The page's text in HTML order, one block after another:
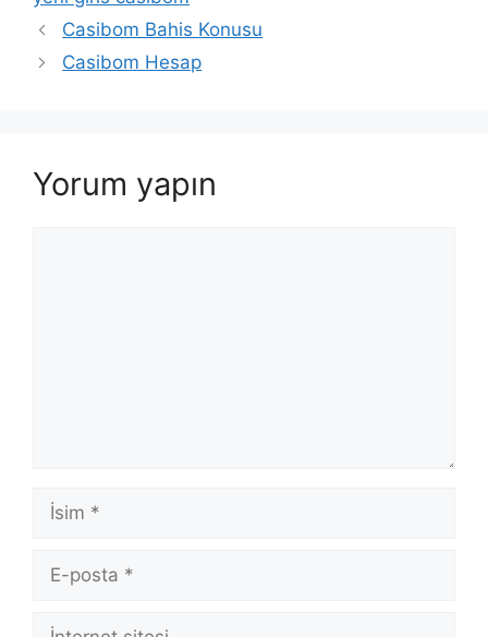
Yazı
dolaşımı
Casibom Bahis Konusu
Casibom Hesap
Yorum yapın
İsim
posta
İnternet